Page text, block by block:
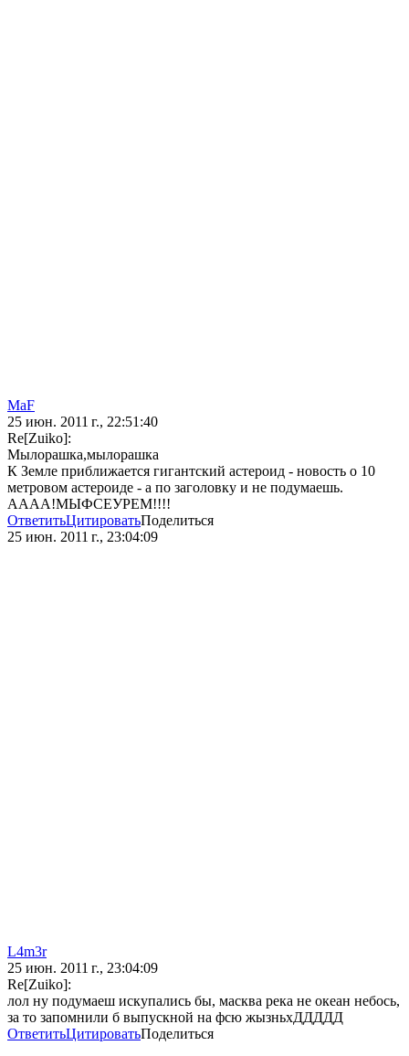
MaF
25 июн. 2011 г., 22:51:40
Re[Zuiko]:
Мылорашка,мылорашка
К Земле приближается гигантский астероид - новость о 10
метровом астероиде - а по заголовку и не подумаешь.
АААА!МЫФСЕУРЕМ!!!!
ОтветитьЦитироватьПоделиться
25 июн. 2011 г., 23:04:09
L4m3r
25 июн. 2011 г., 23:04:09
Re[Zuiko]:
лол ну подумаеш искупались бы, масква река не океан небось,
за то запомнили б выпускной на фсю жызньхДДДДД
ОтветитьЦитироватьПоделиться